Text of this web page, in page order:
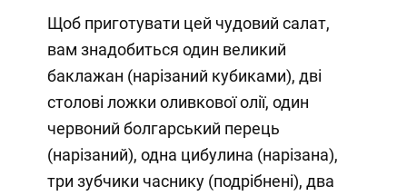
Щоб приготувати цей чудовий салат,
вам знадобиться один великий
баклажан (нарізаний кубиками), дві
столові ложки оливкової олії, один
червоний болгарський перець
(нарізаний), одна цибулина (нарізана),
три зубчики часнику (подрібнені), два